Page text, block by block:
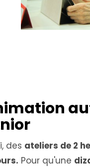
des ateliers de 2
Pour qu'une